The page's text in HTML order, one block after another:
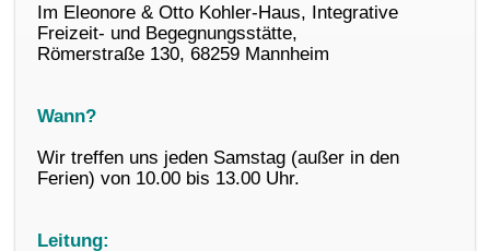
Im Eleonore & Otto Kohler-Haus, Integrative
Freizeit- und Begegnungsstätte,
Römerstraße 130, 68259 Mannheim
Wann?
Wir treffen uns jeden Samstag (außer in den
Ferien) von 10.00 bis 13.00 Uhr.
Leitung: